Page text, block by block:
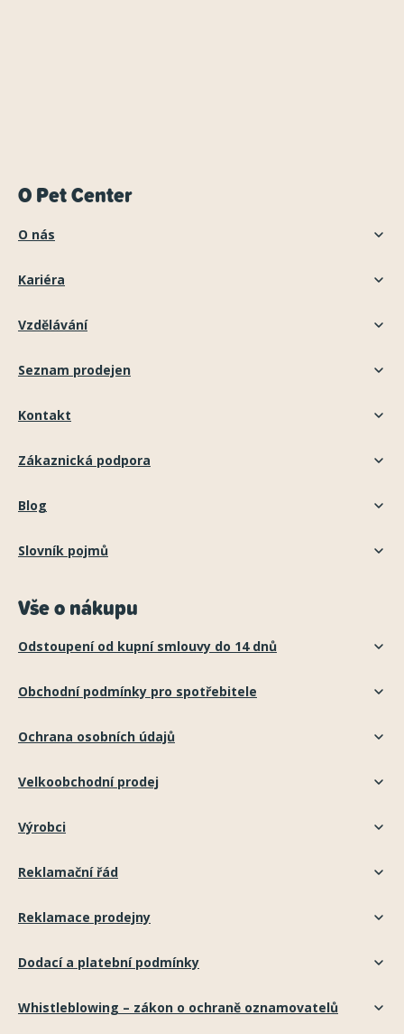
O Pet Center
O nás
Kariéra
Vzdělávání
Seznam prodejen
Kontakt
Zákaznická podpora
Blog
Slovník pojmů
Vše o nákupu
Odstoupení od kupní smlouvy do 14 dnů
Obchodní podmínky pro spotřebitele
Ochrana osobních údajů
Velkoobchodní prodej
Výrobci
Reklamační řád
Reklamace prodejny
Dodací a platební podmínky
Whistleblowing – zákon o ochraně oznamovatelů